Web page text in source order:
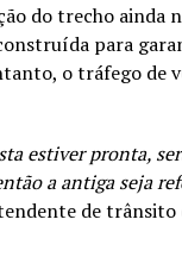
do trecho ainda
para
o tráfego de
estiver pronta,
a antiga seja
de trânsito